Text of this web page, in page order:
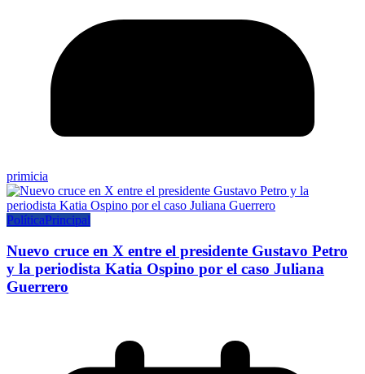
primicia
PolíticaPrincipal
Nuevo cruce en X entre el presidente Gustavo Petro
y la periodista Katia Ospino por el caso Juliana
Guerrero